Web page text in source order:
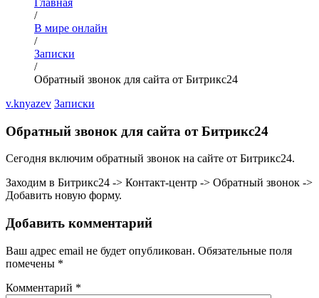
Главная
/
В мире онлайн
/
Записки
/
Обратный звонок для сайта от Битрикс24
v.knyazev Записки
Обратный звонок для сайта от Битрикс24
Сегодня включим обратный звонок на сайте от Битрикс24.
Заходим в Битрикс24 -> Контакт-центр -> Обратный звонок ->
Добавить новую форму.
Добавить комментарий
Ваш адрес email не будет опубликован. Обязательные поля
помечены *
Комментарий *